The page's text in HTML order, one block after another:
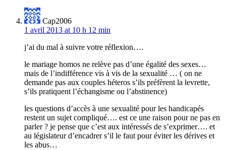
Cap2006
1 avril 2013 at 10 h 12 min
j’ai du mal à suivre votre réflexion….
le mariage homos ne relève pas d’une égalité des sexes…
mais de l’indifférence vis à vis de la sexualité … ( on ne
demande pas aux couples héteros s’ils préfèrent la levrette,
s’ils pratiquent l’échangisme ou l’abstinence)
les questions d’accès à une sexualité pour les handicapés
restent un sujet compliqué…. est ce une raison pour ne pas en
parler ? je pense que c’est aux intéressés de s’exprimer…. et
au législateur d’encadrer s’il le faut pour éviter les dérives et
les abus…